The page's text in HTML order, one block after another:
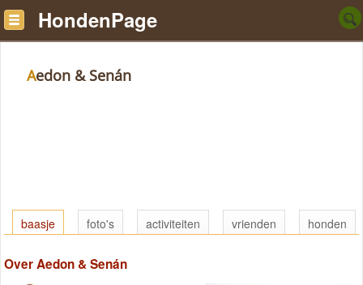
HondenPage
Aedon & Senán
baasje foto's activiteiten vrienden honden
Over Aedon & Senán